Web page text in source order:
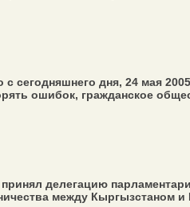
сегодняшнего дня, 24 мая
ошибок, гражданское
делегацию
между Кыргызстаном и